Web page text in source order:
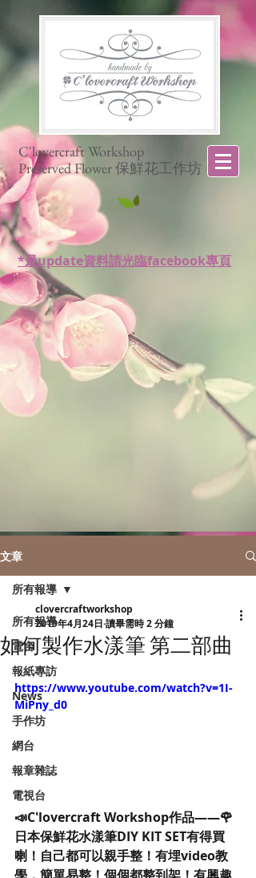
C'lovercraft Workshop
Preserved Flower 保鮮花工作坊
*最update資料請光臨facebook專頁
文章
所有報導
電台
報紙專訪
News
手作坊
網台
報章雜誌
電視台
所有報導
如何製作水漾筆 第二部曲
clovercraftworkshop
2019年4月24日 讀畢需時 2 分鐘
https://www.youtube.com/watch?v=1I-
MiPny_d0
📣C'lovercraft Workshop作品——🌹
日本保鮮花水漾筆DIY KIT SET有得買
喇！自己都可以親手整！有埋video教